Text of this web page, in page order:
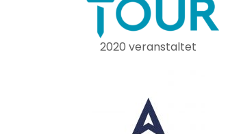
2020 veranstaltet